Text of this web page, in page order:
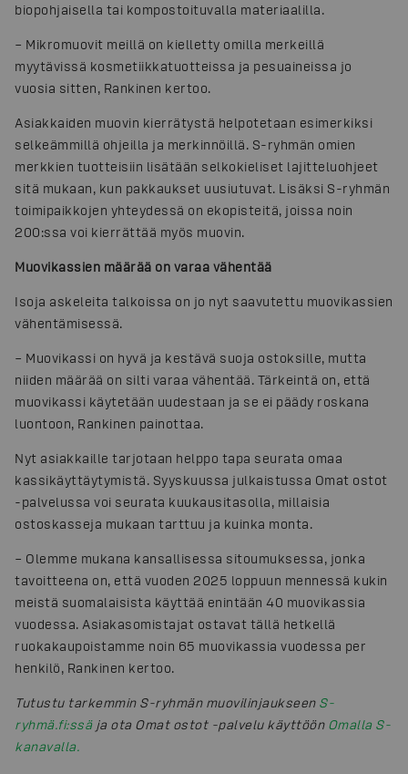
biopohjaisella tai kompostoituvalla materiaalilla.
– Mikromuovit meillä on kielletty omilla merkeillä
myytävissä kosmetiikkatuotteissa ja pesuaineissa jo
vuosia sitten, Rankinen kertoo.
Asiakkaiden muovin kierrätystä helpotetaan esimerkiksi
selkeämmillä ohjeilla ja merkinnöillä. S-ryhmän omien
merkkien tuotteisiin lisätään selkokieliset lajitteluohjeet
sitä mukaan, kun pakkaukset uusiutuvat. Lisäksi S-ryhmän
toimipaikkojen yhteydessä on ekopisteitä, joissa noin
200:ssa voi kierrättää myös muovin.
Muovikassien määrää on varaa vähentää
Isoja askeleita talkoissa on jo nyt saavutettu muovikassien
vähentämisessä.
– Muovikassi on hyvä ja kestävä suoja ostoksille, mutta
niiden määrää on silti varaa vähentää. Tärkeintä on, että
muovikassi käytetään uudestaan ja se ei päädy roskana
luontoon, Rankinen painottaa.
Nyt asiakkaille tarjotaan helppo tapa seurata omaa
kassikäyttäytymistä. Syyskuussa julkaistussa Omat ostot
-palvelussa voi seurata kuukausitasolla, millaisia
ostoskasseja mukaan tarttuu ja kuinka monta.
– Olemme mukana kansallisessa sitoumuksessa, jonka
tavoitteena on, että vuoden 2025 loppuun mennessä kukin
meistä suomalaisista käyttää enintään 40 muovikassia
vuodessa. Asiakasomistajat ostavat tällä hetkellä
ruokakaupoistamme noin 65 muovikassia vuodessa per
henkilö, Rankinen kertoo.
Tutustu tarkemmin S-ryhmän muovilinjaukseen S-
ryhmä.fi:ssä ja ota Omat ostot -palvelu käyttöön Omalla S-
kanavalla.